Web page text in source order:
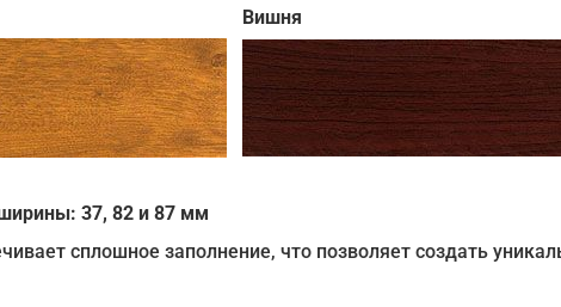
Вишня
37, 82 и 87 мм
сплошное заполнение, что позволяет создать